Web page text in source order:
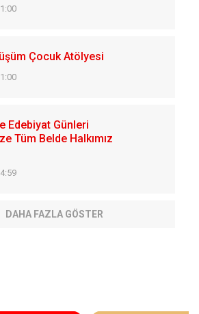
Çocuk Atölyesi
Edebiyat Günleri
Tüm Belde Halkımız
DAHA FAZLA GÖSTER